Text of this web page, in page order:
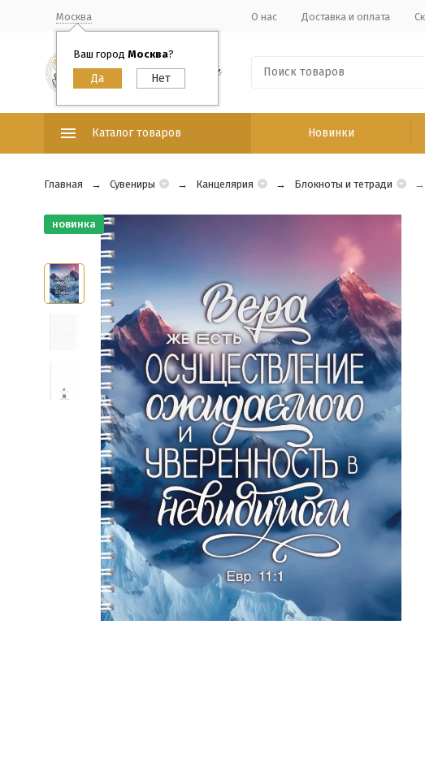
Москва
Ваш город Москва?
О нас Доставка и оплата
Каталог товаров Новинки
Главная Сувениры Канцелярия Блокноты и тетради
новинка